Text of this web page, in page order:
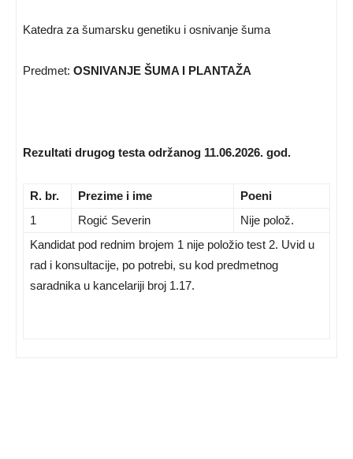
Katedra za šumarsku genetiku i osnivanje šuma
Predmet: OSNIVANJE ŠUMA I PLANTAŽA
Rezultati drugog testa održanog 11.06.2026. god.
R. br. Prezime i ime
Poeni
1
Rogić Severin
Nije polož.
Kandidat pod rednim brojem 1 nije položio test 2. Uvid u
rad i konsultacije, po potrebi, su kod predmetnog
saradnika u kancelariji broj 1.17.